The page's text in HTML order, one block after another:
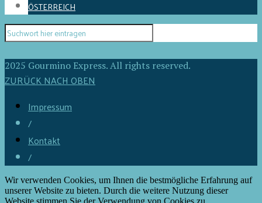
ÖSTERREICH
2025 Gourmino Express. All rights reserved.
ZURÜCK NACH OBEN
Impressum
/
Kontakt
/
Wir verwenden Cookies, um Ihnen die bestmögliche Erfahrung auf
unserer Website zu bieten. Durch die weitere Nutzung dieser
Website stimmen Sie der Verwendung von Cookies zu.